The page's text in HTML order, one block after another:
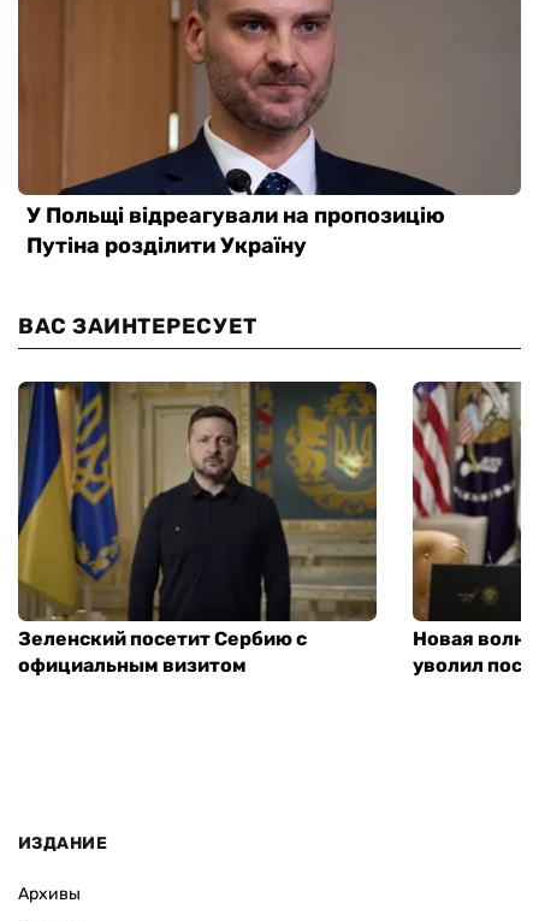
ВАС ЗАИНТЕРЕСУЕТ
Зеленский посетит Сербию с
официальным визитом
Новая
уволил
ИЗДАНИЕ
Архивы